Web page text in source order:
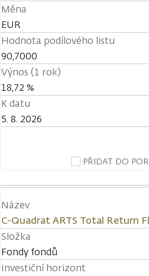
Měna
EUR
Hodnota podílového listu
90,7000
Výnos (1 rok)
18,72 %
K datu
5. 8. 2026
PŘIDAT DO
Název
C-Quadrat ARTS Total Return
Složka
Fondy fondů
Investiční horizont